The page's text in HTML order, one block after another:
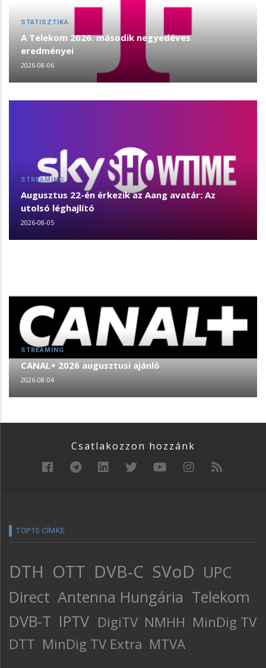
STATISZTIKA
A Telekom 2026. második negyedéves
eredményei
2026-08-06
STREAMING
Augusztus 22-én érkezik az Aang avatár: Az
utolsó léghajlító
2026-08-05
STREAMING
CANAL+ 2026 augusztusi ajánló
2026-08-04
Csatlakozzon hozzánk
TOP15 CÍMKE
DTH OTT DVB-C SVoD UPC
Direct Antenna Hungária Telekom
DVB-T IPTV DigiTV NMHH MinDig TV
DTT MinDig TV Extra MTVA